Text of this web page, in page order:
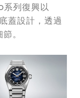
列復興以
蓋設計，透過
。